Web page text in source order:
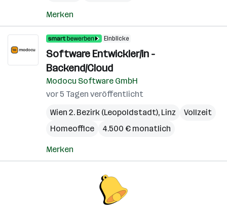
Merken
Einblicke
Software Entwickler/in -
Backend/Cloud
Modocu Software GmbH
vor 5 Tagen veröffentlicht
Wien 2. Bezirk (Leopoldstadt), Linz
Vollzeit
Homeoffice
4.500 € monatlich
Merken